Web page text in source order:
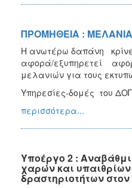
ΠΡΟΜΗΘΕΙΑ :
Η ανωτέρω δαπάνη
αφορά/εξυπηρετεί
μελανιών για τους
Υπηρεσίες-δομές του
περισσότερα...
Υποέργο 2 :
χαρών και
δραστηριοτήτων στον